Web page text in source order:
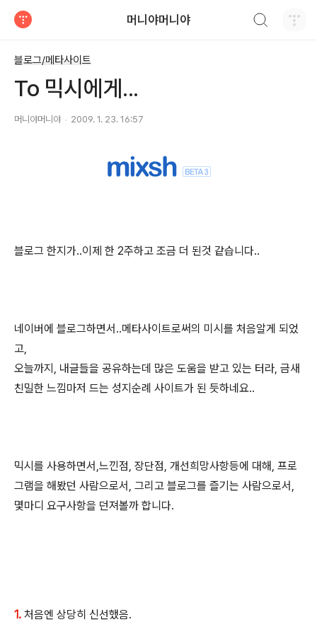
머니야머니야
블로그/메타사이트
To 믹시에게...
머니야머니야 2009. 1. 23. 16:57
블로그 한지가..이제 한 2주하고 조금 더 된것 같습니다..
네이버에 블로그하면서..메타사이트로써의 미시를 처음알게 되었
고,
오늘까지, 내글들을 공유하는데 많은 도움을 받고 있는 터라, 금새
친밀한 느낌마저 드는 성지순례 사이트가 된 듯하네요..
믹시를 사용하면서,느낀점, 장단점, 개선희망사항등에 대해, 프로
그램을 해봤던 사람으로서, 그리고 블로그를 즐기는 사람으로서,
몇마디 요구사항을 던져볼까 합니다.
1. 처음엔 상당히 신선했음.